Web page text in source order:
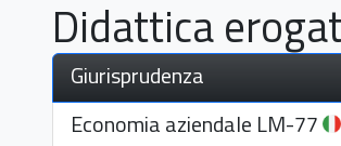
Didattica
Giurisprudenza
Economia aziendale LM-77